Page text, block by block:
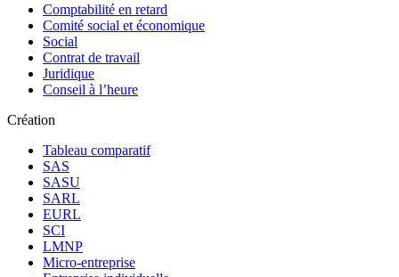
Comptabilité en retard
Comité social et économique
Social
Contrat de travail
Juridique
Conseil à l’heure
Création
Tableau comparatif
SAS
SASU
SARL
EURL
SCI
LMNP
Micro-entreprise